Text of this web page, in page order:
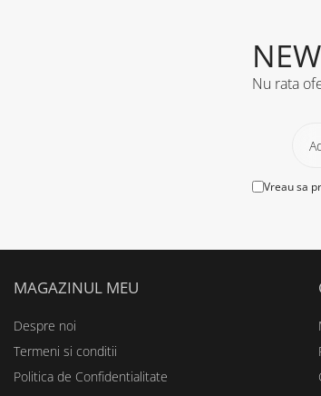
Nu rata
Vreau sa
MAGAZINUL MEU
Despre noi
Termeni si conditii
Politica de Confidentialitate